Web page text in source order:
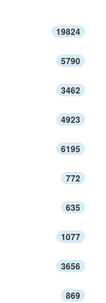
19824
5790
3462
4923
6195
772
635
1077
3656
869